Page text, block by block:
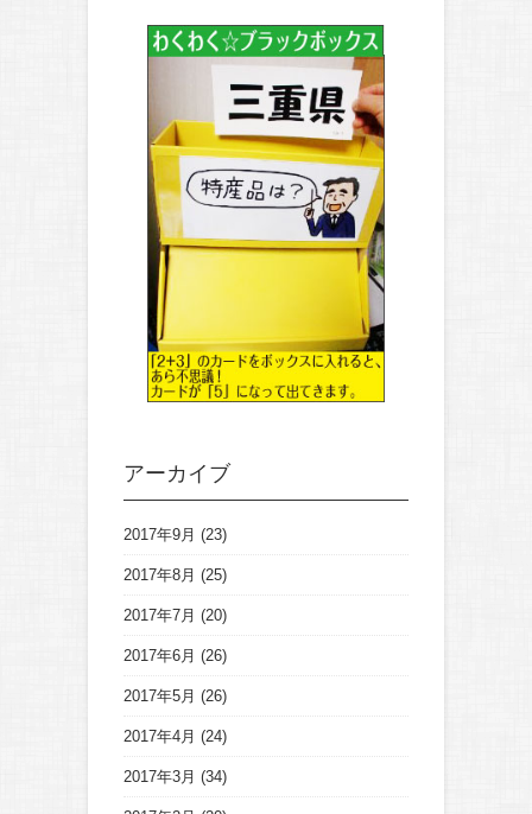
アーカイブ
2017年9月 (23)
2017年8月 (25)
2017年7月 (20)
2017年6月 (26)
2017年5月 (26)
2017年4月 (24)
2017年3月 (34)